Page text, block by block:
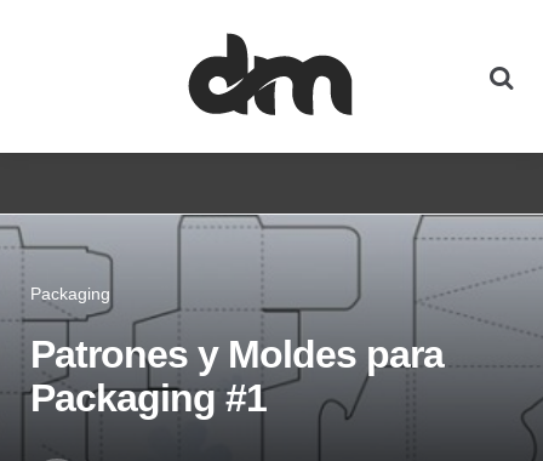
Packaging
Patrones y Moldes para
Packaging #1